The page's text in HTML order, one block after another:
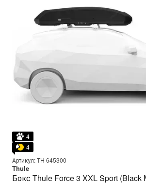
4
4
Артикул: TH 645300
Thule
Бокс Thule Force 3 XXL Sport (Black